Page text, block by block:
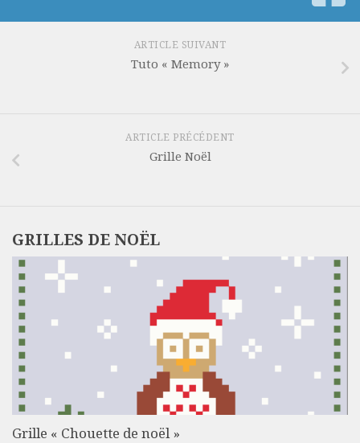
ARTICLE SUIVANT
Tuto « Memory »
ARTICLE PRÉCÉDENT
Grille Noël
GRILLES DE NOËL
Grille « Chouette de noël »